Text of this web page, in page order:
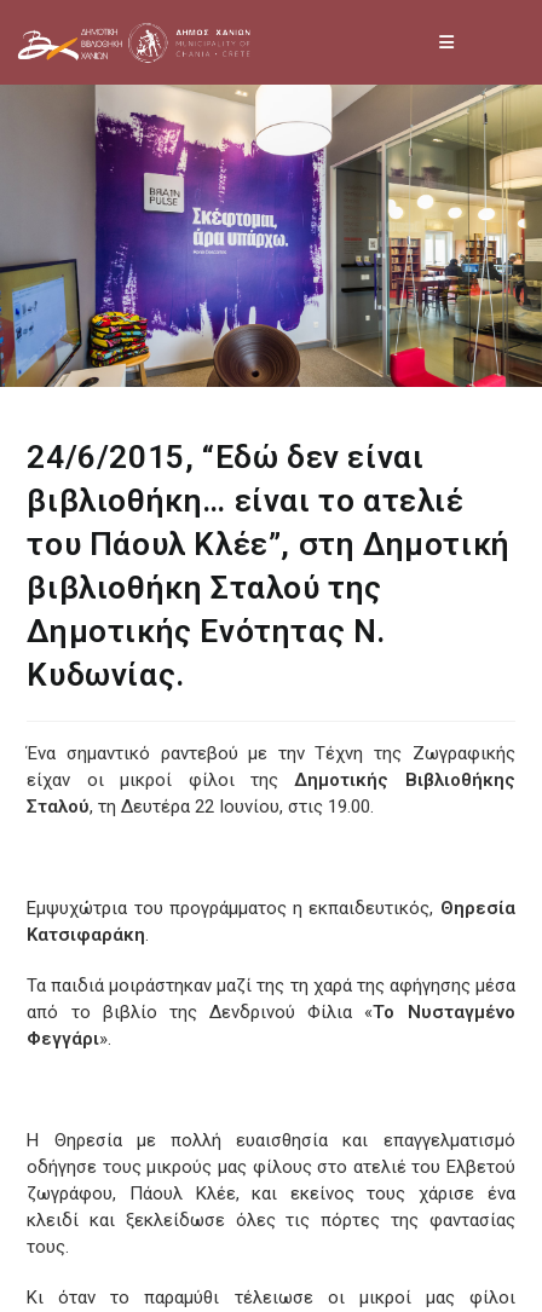
24/6/2015, “Εδώ δεν είναι
βιβλιοθήκη… είναι το ατελιέ
του Πάουλ Κλέε”, στη Δημοτική
βιβλιοθήκη Σταλού της
Δημοτικής Ενότητας Ν.
Κυδωνίας.
Ένα σημαντικό ραντεβού με την Τέχνη της Ζωγραφικής
είχαν οι μικροί φίλοι τηςΔημοτικής Βιβλιοθήκης
Σταλού, τη Δευτέρα 22 Ιουνίου, στις 19.00.
Εμψυχώτρια του προγράμματος η εκπαιδευτικός, Θηρεσία
Κατσιφαράκη.
Τα παιδιά μοιράστηκαν μαζί της τη χαρά της αφήγησης μέσα
από το βιβλίο της Δενδρινού Φίλια «Το Νυσταγμένο
Φεγγάρι».
Η Θηρεσία με πολλή ευαισθησία και επαγγελματισμό
οδήγησε τους μικρούς μας φίλους στο ατελιέ του Ελβετού
ζωγράφου, Πάουλ Κλέε, και εκείνος τους χάρισε ένα
κλειδί και ξεκλείδωσε όλες τις πόρτες της φαντασίας
τους.
Κι όταν το παραμύθι τέλειωσε οι μικροί μας φίλοι